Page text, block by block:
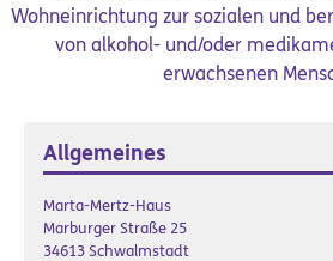
Wohneinrichtung zur sozialen und
von alkohol- und/oder
erwachsenen
Allgemeines
Marta-Mertz-Haus
Marburger Straße 25
34613 Schwalmstadt